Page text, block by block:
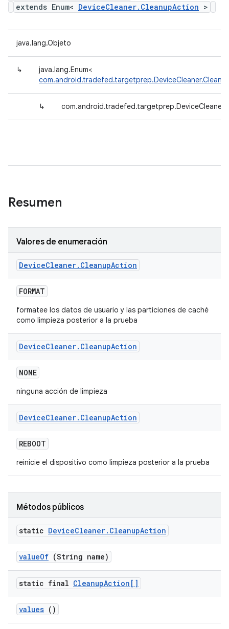
extends Enum< DeviceCleaner.CleanupAction >
java.lang.Objeto
↳
java.lang.Enum<
↳
Resumen
Valores de enumeración
DeviceCleaner. CleanupAction
FORMAT
formatee los datos de usuario y las particiones de caché
como limpieza posterior a la prueba
DeviceCleaner. CleanupAction
NONE
ninguna acción de limpieza
DeviceCleaner. CleanupAction
REBOOT
reinicie el dispositivo como limpieza posterior a la prueba
Métodos públicos
static DeviceCleaner. CleanupAction
valueOf (String name)
static final CleanupAction[]
values ()